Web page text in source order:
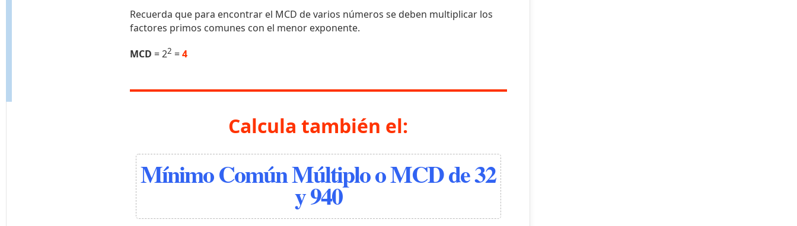
Recuerda que para encontrar el MCD de varios números se deben multiplicar los
factores primos comunes con el menor exponente.
MCD = 22 =4
Calcula también el:
Mínimo Común Múltiplo o MCD de 32
y 940